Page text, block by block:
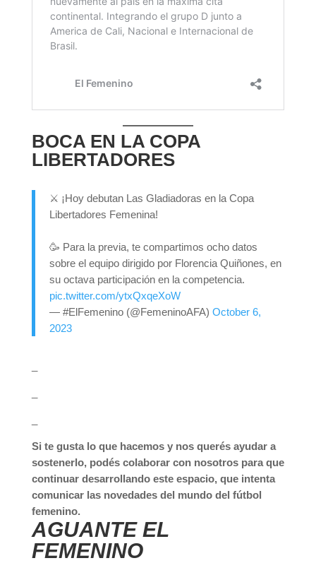
BOCA EN LA COPA
LIBERTADORES
⚔️ ¡Hoy debutan Las Gladiadoras en la Copa
Libertadores Femenina!
🥳 Para la previa, te compartimos ocho datos
sobre el equipo dirigido por Florencia Quiñones, en
su octava participación en la competencia.
pic.twitter.com/ytxQxqeXoW
— #ElFemenino (@FemeninoAFA) October 6,
2023
Si te gusta lo que hacemos y nos querés ayudar a
sostenerlo, podés colaborar con nosotros para que
continuar desarrollando este espacio, que intenta
comunicar las novedades del mundo del fútbol
femenino.
AGUANTE EL
FEMENINO